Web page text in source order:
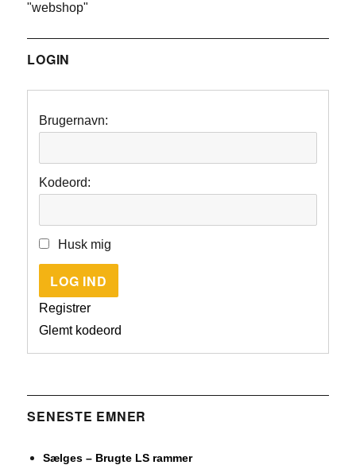
"webshop"
LOGIN
Brugernavn:
Kodeord:
Husk mig
LOG IND
Registrer
Glemt kodeord
SENESTE EMNER
Sælges – Brugte LS rammer